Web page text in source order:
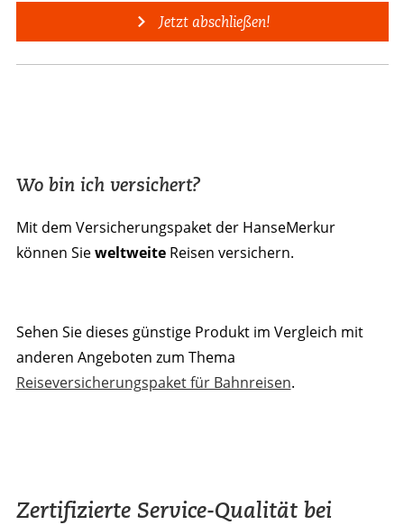
Jetzt abschließen!
Wo bin ich versichert?
Mit dem Versicherungspaket der HanseMerkur
können SieweltweiteReisen versichern.
Sehen Sie dieses günstige Produkt im Vergleich mit
anderen Angeboten zum Thema
Reiseversicherungspaket für Bahnreisen.
Zertifizierte Service-Qualität bei